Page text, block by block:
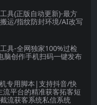
具(正版自动更新)-最方
运/指纹防封环境/AI改写
具-全网独家100%过检
创作手机扫码一键发布
专用脚本|支持抖音/快
平台的精准获客拓客短
流获客系统私信系统